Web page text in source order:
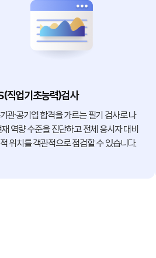
직업기초능력)검사
관·공기업 합격을 가르는 필기 검사로 나
역량 수준을 진단하고 전체 응시자 대비
위치를 객관적으로 점검할 수 있습니다.